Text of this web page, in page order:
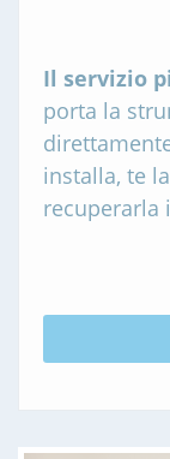
Il servizio
porta la
installa, te
recuperarla